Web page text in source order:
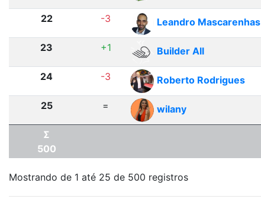
22 -3 Leandro Mascarenhas
23 +1 Builder All
24 -3 Roberto Rodrigues
25 = wilany
Σ
500
Mostrando de 1 até 25 de 500 registros